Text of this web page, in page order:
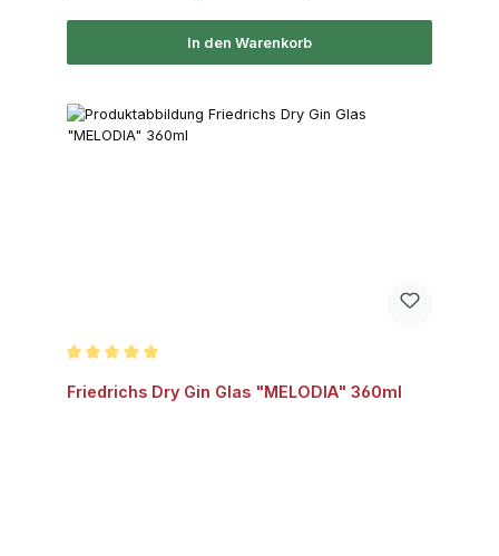
In den Warenkorb
Friedrichs Dry Gin Glas "MELODIA" 360ml